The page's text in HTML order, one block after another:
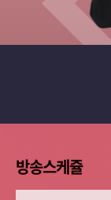
방송스케쥴